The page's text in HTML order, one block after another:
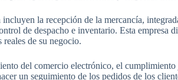
incluyen la recepción de la mercancía,
de despacho e inventario. Esta
reales de su negocio.
del comercio electrónico, el
un seguimiento de los pedidos de los